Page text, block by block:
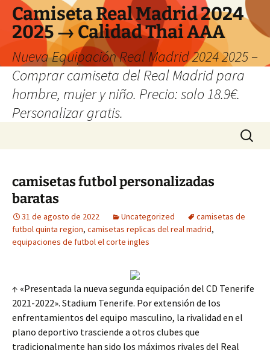
Camiseta Real Madrid 2024
2025 → Calidad Thai AAA
Nueva Equipación Real Madrid 2024 2025 –
Comprar camiseta del Real Madrid para
hombre, mujer y niño. Precio: solo 18.9€.
Personalizar gratis.
Buscar:
camisetas futbol personalizadas
baratas
31 de agosto de 2022 Uncategorized
camisetas de
futbol quinta region, camisetas replicas del real madrid,
equipaciones de futbol el corte ingles
↑ «Presentada la nueva segunda equipación del CD Tenerife
2021-2022». Stadium Tenerife. Por extensión de los
enfrentamientos del equipo masculino, la rivalidad en el
plano deportivo trasciende a otros clubes que
tradicionalmente han sido los máximos rivales del Real